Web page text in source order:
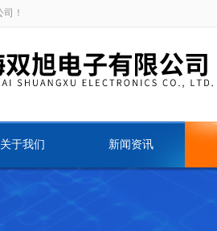
！
关于我们 新闻资讯